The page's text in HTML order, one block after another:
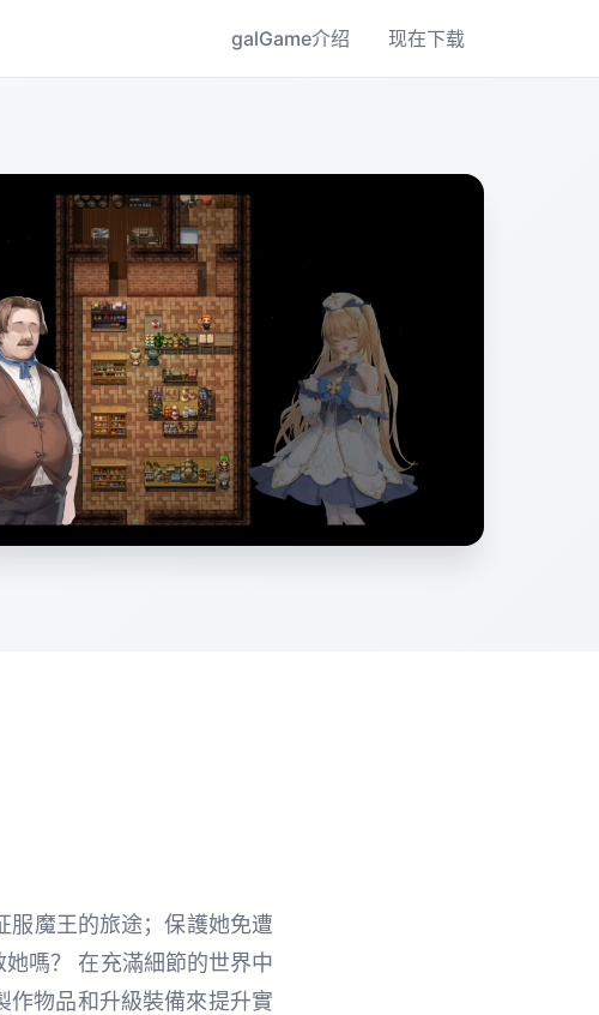
galGame介绍 现在下载
服魔王的旅途；保護她免遭
嗎？ 在充滿細節的世界中
作物品和升級裝備來提升實